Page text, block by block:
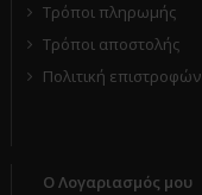
Τρόποι πληρωμής
Τρόποι αποστολής
Πολιτική επιστροφών
Ο Λογαριασμός μου